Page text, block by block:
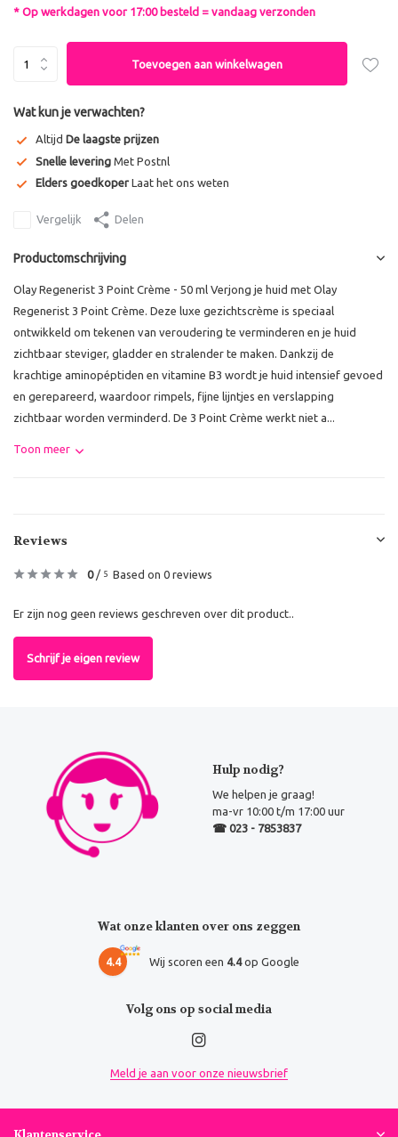
* Op werkdagen voor 17:00 besteld = vandaag verzonden
Toevoegen aan winkelwagen
Wat kun je verwachten?
Altijd De laagste prijzen
Snelle levering Met Postnl
Elders goedkoper Laat het ons weten
Vergelijk Delen
Productomschrijving
Olay Regenerist 3 Point Crème - 50 ml Verjong je huid met Olay
Regenerist 3 Point Crème. Deze luxe gezichtscrème is speciaal
ontwikkeld om tekenen van veroudering te verminderen en je huid
zichtbaar steviger, gladder en stralender te maken. Dankzij de
krachtige aminopéptiden en vitamine B3 wordt je huid intensief gevoed
en gerepareerd, waardoor rimpels, fijne lijntjes en verslapping
zichtbaar worden verminderd. De 3 Point Crème werkt niet a...
Toon meer
Reviews
0/ 5 Based on 0 reviews
Er zijn nog geen reviews geschreven over dit product..
Schrijf je eigen review
Hulp nodig?
We helpen je graag!
ma-vr 10:00 t/m 17:00 uur
☎ 023 - 7853837
Wat onze klanten over ons zeggen
4.4 Wij scoren een 4.4op Google
Volg ons op social media
Meld je aan voor onze nieuwsbrief